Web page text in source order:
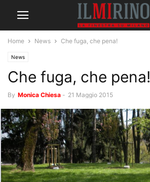
Home News Che fuga, che pena!
News
Che fuga, che pena!
By Monica Chiesa - 21 Maggio 2015